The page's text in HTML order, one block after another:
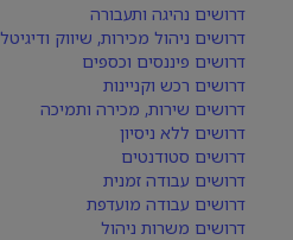
דרושים נהיגה ותעבורה
דרושים ניהול מכירות, שיווק ודיגיטל
דרושים פיננסים וכספים
דרושים רכש וקניינות
דרושים שירות, מכירה ותמיכה
דרושים ללא ניסיון
דרושים סטודנטים
דרושים עבודה זמנית
דרושים עבודה מועדפת
דרושים משרות ניהול